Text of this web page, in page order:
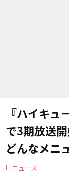
『ハイキュ
で3期放送
どんなメニ
ニュース